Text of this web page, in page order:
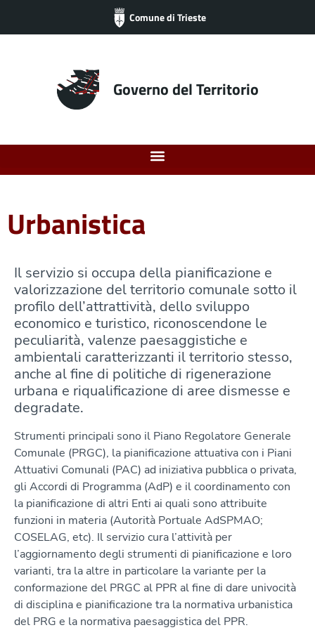
Comune di Trieste
Governo del Territorio
Urbanistica
Il servizio si occupa della pianificazione e
valorizzazione del territorio comunale sotto il
profilo dell’attrattività, dello sviluppo
economico e turistico, riconoscendone le
peculiarità, valenze paesaggistiche e
ambientali caratterizzanti il territorio stesso,
anche al fine di politiche di rigenerazione
urbana e riqualificazione di aree dismesse e
degradate.
Strumenti principali sono il Piano Regolatore Generale
Comunale (PRGC), la pianificazione attuativa con i Piani
Attuativi Comunali (PAC) ad iniziativa pubblica o privata,
gli Accordi di Programma (AdP) e il coordinamento con
la pianificazione di altri Enti ai quali sono attribuite
funzioni in materia (Autorità Portuale AdSPMAO;
COSELAG, etc). Il servizio cura l’attività per
l’aggiornamento degli strumenti di pianificazione e loro
varianti, tra la altre in particolare la variante per la
conformazione del PRGC al PPR al fine di dare univocità
di disciplina e pianificazione tra la normativa urbanistica
del PRG e la normativa paesaggistica del PPR.